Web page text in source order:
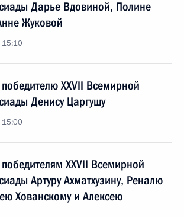
Дарье Вдовиной, Полине
Жуковой
15:10
XXVII Всемирной
Денису Царгушу
15:00
XXVII Всемирной
Артуру Ахматхузину, Реналю
Хованскому и Алексею